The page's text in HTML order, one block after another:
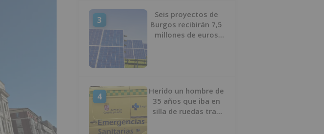
3
Seis proyectos de
Burgos recibirán 7,5
millones de euros
4
Herido un hombre de
35 años que iba en
silla de ruedas tras